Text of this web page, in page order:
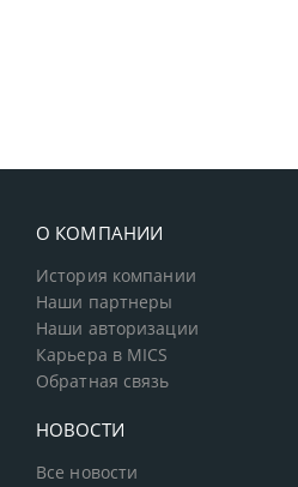
О КОМПАНИИ
История компании
Наши партнеры
Наши авторизации
Карьера в MICS
Обратная связь
НОВОСТИ
Все новости